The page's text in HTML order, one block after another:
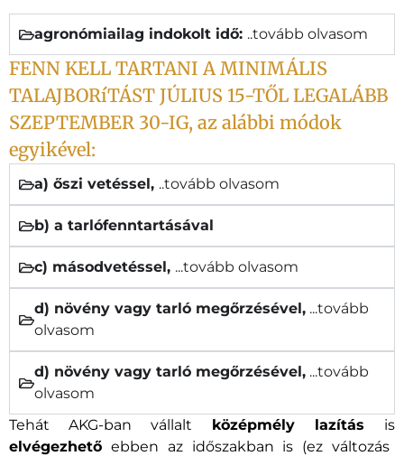
agronómiailag indokolt idő: ..tovább olvasom
FENN KELL TARTANI A MINIMÁLIS
TALAJBORíTÁST JÚLIUS 15-TŐL LEGALÁBB
SZEPTEMBER 30-IG, az alábbi módok
egyikével:
a) őszi vetéssel, ..tovább olvasom
b) a tarlófenntartásával
c) másodvetéssel, ...tovább olvasom
d) növény vagy tarló megőrzésével,...tovább
olvasom
d) növény vagy tarló megőrzésével,...tovább
olvasom
Tehát AKG-ban vállalt középmély lazítás is
elvégezhető ebben az időszakban is (ez változás